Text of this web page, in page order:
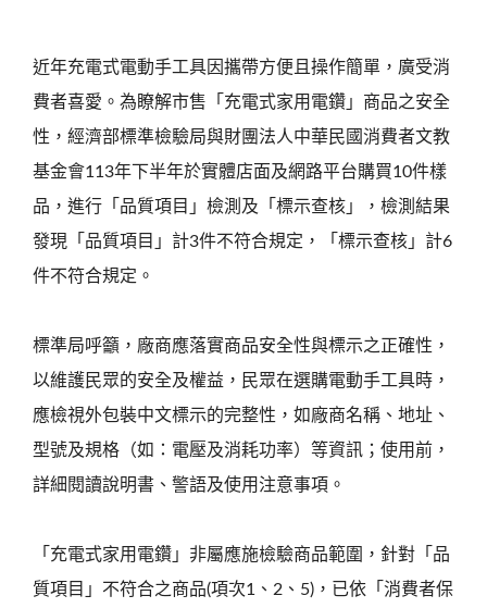
近年充電式電動手工具因攜帶方便且操作簡單，廣受消
費者喜愛。為瞭解市售「充電式家用電鑽」商品之安全
性，經濟部標準檢驗局與財團法人中華民國消費者文教
基金會113年下半年於實體店面及網路平台購買10件樣
品，進行「品質項目」檢測及「標示查核」，檢測結果
發現「品質項目」計3件不符合規定，「標示查核」計6
件不符合規定。
標準局呼籲，廠商應落實商品安全性與標示之正確性，
以維護民眾的安全及權益，民眾在選購電動手工具時，
應檢視外包裝中文標示的完整性，如廠商名稱、地址、
型號及規格（如：電壓及消耗功率）等資訊；使用前，
詳細閱讀說明書、警語及使用注意事項。
「充電式家用電鑽」非屬應施檢驗商品範圍，針對「品
質項目」不符合之商品(項次1、2、5)，已依「消費者保